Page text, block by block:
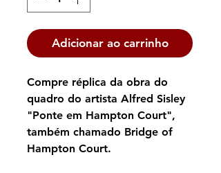
Adicionar ao carrinho
Compre réplica da obra do
quadro do artista Alfred Sisley
"Ponte em Hampton Court",
também chamado Bridge of
Hampton Court.